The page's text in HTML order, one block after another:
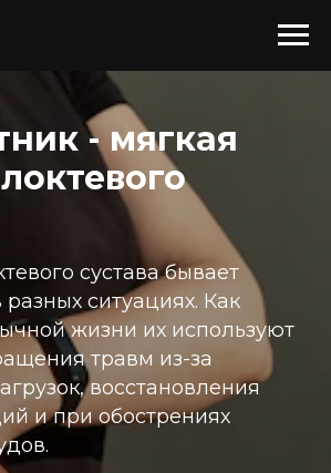
- мягкая
сустава бывает
ситуациях. Как
жизни их используют
травм из-за
восстановления
и при обострениях